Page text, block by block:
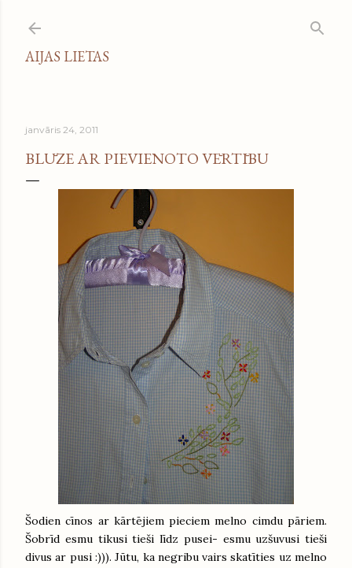
AIJAS LIETAS
janvāris 24, 2011
BLŪZE AR PIEVIENOTO VĒRTĪBU
Šodien cīnos ar kārtējiem pieciem melno cimdu pāriem.
Šobrīd esmu tikusi tieši līdz pusei- esmu uzšuvusi tieši
divus ar pusi :))). Jūtu, ka negribu vairs skatīties uz melno